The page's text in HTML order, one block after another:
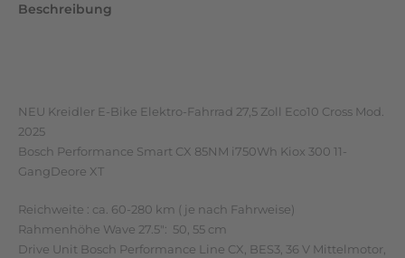
Beschreibung
NEU Kreidler E-Bike Elektro-Fahrrad 27,5 Zoll Eco10 Cross Mod.
2025
Bosch Performance Smart CX 85NM i750Wh Kiox 300 11-
GangDeore XT
Reichweite : ca. 60-280 km ( je nach Fahrweise)
Rahmenhöhe Wave 27.5″: 50, 55 cm
Drive Unit Bosch Performance Line CX, BES3, 36 V Mittelmotor,